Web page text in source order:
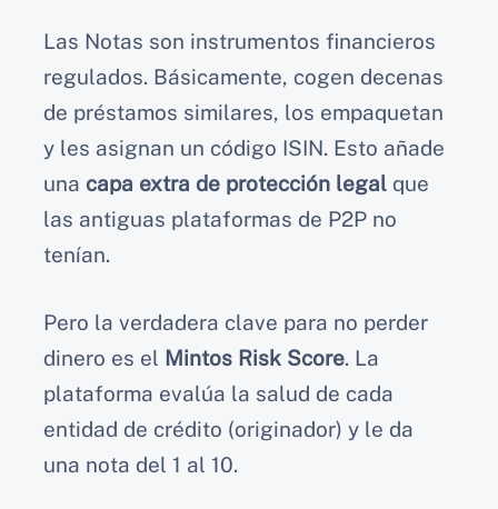
Las Notas son instrumentos financieros
regulados. Básicamente, cogen decenas
de préstamos similares, los empaquetan
y les asignan un código ISIN. Esto añade
una capa extra de protección legal que
las antiguas plataformas de P2P no
tenían.
Pero la verdadera clave para no perder
dinero es el Mintos Risk Score. La
plataforma evalúa la salud de cada
entidad de crédito (originador) y le da
una nota del 1 al 10.